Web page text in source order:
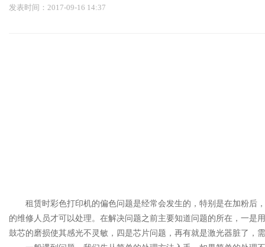
发表时间：2017-09-16 14:37
租赁时彩色打印机的偏色问题是经常会发生的，特别是在加粉后
的维修人员才可以处理。在解决问题之前主要知道问题的所在，一
鼓芯的磨损使其感光不灵敏，四是芯片问题，再有就是激光器脏了，